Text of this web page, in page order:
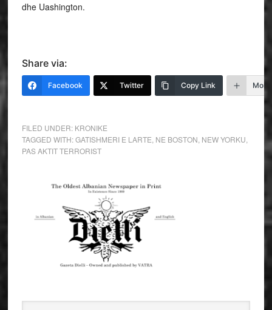
dhe Uashington.
Share via:
Facebook Twitter Copy Link More
FILED UNDER: KRONIKE
TAGGED WITH:GATISHMERI E LARTE NE BOSTON NEW YORKU
PAS AKTIT TERRORIST